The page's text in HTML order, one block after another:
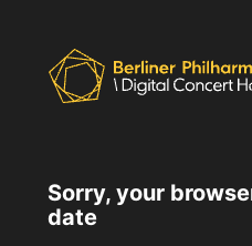
Sorry, your
date